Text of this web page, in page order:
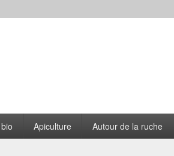
Cantou
Apiculture Autour de la ruche